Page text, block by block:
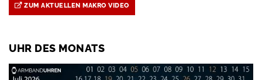
ZUM AKTUELLEN MAKRO VIDEO
UHR DES MONATS